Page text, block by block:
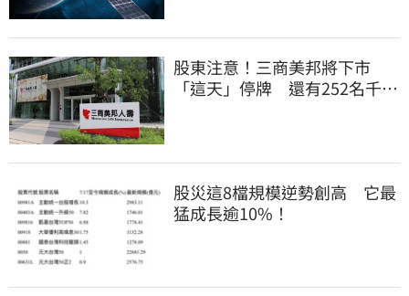
股東注意！三商美邦將下市
「這天」停牌 還有252名千張
股災這8檔規模逆勢創高 它最
猛成長逾10%！